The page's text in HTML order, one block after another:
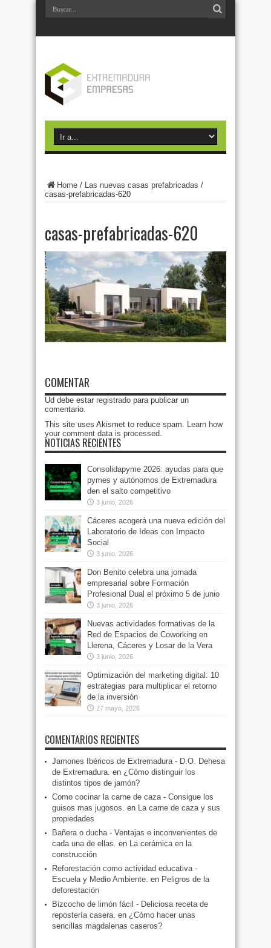
Home / Las nuevas casas prefabricadas /
casas-prefabricadas-620
casas-prefabricadas-620
COMENTAR
Ud debe estar registrado para publicar un
comentario.
This site uses Akismet to reduce spam. Learn how
your comment data is processed.
NOTICIAS RECIENTES
Consolidapyme 2026: ayudas para que
pymes y autónomos de Extremadura
den el salto competitivo
3 junio, 2026
Cáceres acogerá una nueva edición del
Laboratorio de Ideas con Impacto
Social
3 junio, 2026
Don Benito celebra una jornada
empresarial sobre Formación
Profesional Dual el próximo 5 de junio
3 junio, 2026
Nuevas actividades formativas de la
Red de Espacios de Coworking en
Llerena, Cáceres y Losar de la Vera
3 junio, 2026
Optimización del marketing digital: 10
estrategias para multiplicar el retorno
de la inversión
27 mayo, 2026
COMENTARIOS RECIENTES
Jamones Ibéricos de Extremadura - D.O. Dehesa
de Extremadura. en ¿Cómo distinguir los
distintos tipos de jamón?
Como cocinar la carne de caza - Consigue los
guisos mas jugosos. en La carne de caza y sus
propiedades
Bañera o ducha - Ventajas e inconvenientes de
cada una de ellas. en La cerámica en la
construcción
Reforestación como actividad educativa -
Escuela y Medio Ambiente. en Peligros de la
deforestación
Bizcocho de limón fácil - Deliciosa receta de
repostería casera. en ¿Cómo hacer unas
sencillas magdalenas caseros?